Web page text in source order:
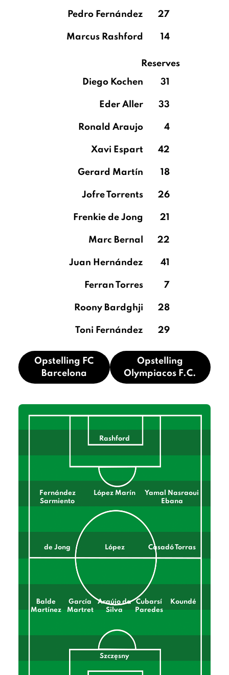
Pedro Fernández 27
Marcus Rashford 14
Reserves
Diego Kochen
31
Eder Aller 33
Ronald Araujo 4
Xavi Espart 42
Gerard Martín 18
Jofre Torrents 26
Frenkie de Jong 21
Marc Bernal 22
Juan Hernández 41
Ferran Torres 7
Roony Bardghji 28
Toni Fernández 29
Opstelling FC
Barcelona
Opstelling
Olympiacos F.C.
Rashford
Fernández
Sarmiento
López Marín
Yamal Nasraoui
Ebana
de Jong López Casadó Torras
Balde
Martínez
García
Martret
Araújo da
Silva
Cubarsí
Paredes
Koundé
Szczęsny